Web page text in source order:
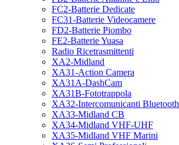
FC2-Batterie Dedicate
FC31-Batterie Videocamere
FD2-Batterie Piombo
FE2-Batterie Yuasa
Radio Ricetrasmittenti
XA2-Midland
XA31-Action Camera
XA31A-DashCam
XA31B-Fototrappola
XA32-Intercomunicanti Bluetooth
XA33-Midland CB
XA34-Midland VHF-UHF
XA35-Midland VHF Marini